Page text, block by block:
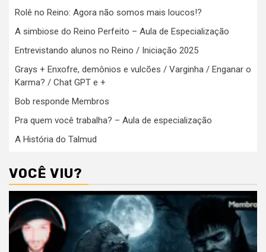
Rolê no Reino: Agora não somos mais loucos!?
A simbiose do Reino Perfeito – Aula de Especialização
Entrevistando alunos no Reino / Iniciação 2025
Grays + Enxofre, demônios e vulcões / Varginha / Enganar o
Karma? / Chat GPT e +
Bob responde Membros
Pra quem você trabalha? – Aula de especialização
A História do Talmud
VOCÊ VIU?